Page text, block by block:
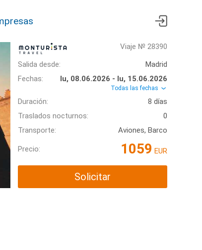
Viaje № 28390
Salida desde:
Madrid
Fechas:
lu, 08.06.2026 - lu, 15.06.2026
Todas las fechas
Duración:
8 días
Traslados nocturnos:
0
Transporte:
Aviones, Barco
Precio: 1059 EUR
Solicitar